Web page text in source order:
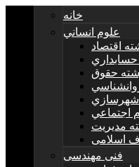
خانه
علوم انساني
اقتصاد
حقوق
اجتماعي
مديريت
اسلامی
فنی مهندسی